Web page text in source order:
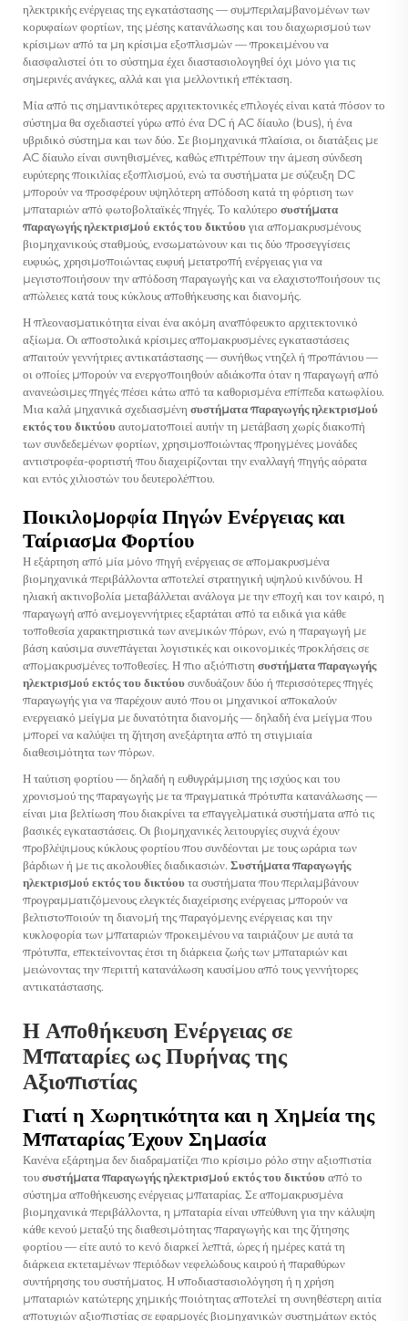
ηλεκτρικής ενέργειας της εγκατάστασης — συμπεριλαμβανομένων των
κορυφαίων φορτίων, της μέσης κατανάλωσης και του διαχωρισμού των
κρίσιμων από τα μη κρίσιμα εξοπλισμών — προκειμένου να
διασφαλιστεί ότι το σύστημα έχει διαστασιολογηθεί όχι μόνο για τις
σημερινές ανάγκες, αλλά και για μελλοντική επέκταση.
Μία από τις σημαντικότερες αρχιτεκτονικές επιλογές είναι κατά πόσον το
σύστημα θα σχεδιαστεί γύρω από ένα DC ή AC δίαυλο (bus), ή ένα
υβριδικό σύστημα και των δύο. Σε βιομηχανικά πλαίσια, οι διατάξεις με
AC δίαυλο είναι συνηθισμένες, καθώς επιτρέπουν την άμεση σύνδεση
ευρύτερης ποικιλίας εξοπλισμού, ενώ τα συστήματα με σύζευξη DC
μπορούν να προσφέρουν υψηλότερη απόδοση κατά τη φόρτιση των
μπαταριών από φωτοβολταϊκές πηγές. Το καλύτερο συστήματα
παραγωγής ηλεκτρισμού εκτός του δικτύουγια απομακρυσμένους
βιομηχανικούς σταθμούς, ενσωματώνουν και τις δύο προσεγγίσεις
ευφυώς, χρησιμοποιώντας ευφυή μετατροπή ενέργειας για να
μεγιστοποιήσουν την απόδοση παραγωγής και να ελαχιστοποιήσουν τις
απώλειες κατά τους κύκλους αποθήκευσης και διανομής.
Η πλεονασματικότητα είναι ένα ακόμη αναπόφευκτο αρχιτεκτονικό
αξίωμα. Οι αποστολικά κρίσιμες απομακρυσμένες εγκαταστάσεις
απαιτούν γεννήτριες αντικατάστασης — συνήθως ντηζελ ή προπάνιου —
οι οποίες μπορούν να ενεργοποιηθούν αδιάκοπα όταν η παραγωγή από
ανανεώσιμες πηγές πέσει κάτω από τα καθορισμένα επίπεδα κατωφλίου.
Μια καλά μηχανικά σχεδιασμένη συστήματα παραγωγής ηλεκτρισμού
εκτός του δικτύουαυτοματοποιεί αυτήν τη μετάβαση χωρίς διακοπή
των συνδεδεμένων φορτίων, χρησιμοποιώντας προηγμένες μονάδες
αντιστροφέα-φορτιστή που διαχειρίζονται την εναλλαγή πηγής αόρατα
και εντός χιλιοστών του δευτερολέπτου.
Ποικιλομορφία Πηγών Ενέργειας και
Ταίριασμα Φορτίου
Η εξάρτηση από μία μόνο πηγή ενέργειας σε απομακρυσμένα
βιομηχανικά περιβάλλοντα αποτελεί στρατηγική υψηλού κινδύνου. Η
ηλιακή ακτινοβολία μεταβάλλεται ανάλογα με την εποχή και τον καιρό, η
παραγωγή από ανεμογεννήτριες εξαρτάται από τα ειδικά για κάθε
τοποθεσία χαρακτηριστικά των ανεμικών πόρων, ενώ η παραγωγή με
βάση καύσιμα συνεπάγεται λογιστικές και οικονομικές προκλήσεις σε
απομακρυσμένες τοποθεσίες. Η πιο αξιόπιστη συστήματα παραγωγής
ηλεκτρισμού εκτός του δικτύουσυνδυάζουν δύο ή περισσότερες πηγές
παραγωγής για να παρέχουν αυτό που οι μηχανικοί αποκαλούν
ενεργειακό μείγμα με δυνατότητα διανομής — δηλαδή ένα μείγμα που
μπορεί να καλύψει τη ζήτηση ανεξάρτητα από τη στιγμιαία
διαθεσιμότητα των πόρων.
Η ταύτιση φορτίου — δηλαδή η ευθυγράμμιση της ισχύος και του
χρονισμού της παραγωγής με τα πραγματικά πρότυπα κατανάλωσης —
είναι μια βελτίωση που διακρίνει τα επαγγελματικά συστήματα από τις
βασικές εγκαταστάσεις. Οι βιομηχανικές λειτουργίες συχνά έχουν
προβλέψιμους κύκλους φορτίου που συνδέονται με τους ωράρια των
βάρδιων ή με τις ακολουθίες διαδικασιών. Συστήματα παραγωγής
ηλεκτρισμού εκτός του δικτύουτα συστήματα που περιλαμβάνουν
προγραμματιζόμενους ελεγκτές διαχείρισης ενέργειας μπορούν να
βελτιστοποιούν τη διανομή της παραγόμενης ενέργειας και την
κυκλοφορία των μπαταριών προκειμένου να ταιριάζουν με αυτά τα
πρότυπα, επεκτείνοντας έτσι τη διάρκεια ζωής των μπαταριών και
μειώνοντας την περιττή κατανάλωση καυσίμου από τους γεννήτορες
αντικατάστασης.
Η Αποθήκευση Ενέργειας σε
Μπαταρίες ως Πυρήνας της
Αξιοπιστίας
Γιατί η Χωρητικότητα και η Χημεία της
Μπαταρίας Έχουν Σημασία
Κανένα εξάρτημα δεν διαδραματίζει πιο κρίσιμο ρόλο στην αξιοπιστία
τουσυστήματα παραγωγής ηλεκτρισμού εκτός του δικτύουαπό το
σύστημα αποθήκευσης ενέργειας μπαταρίας. Σε απομακρυσμένα
βιομηχανικά περιβάλλοντα, η μπαταρία είναι υπεύθυνη για την κάλυψη
κάθε κενού μεταξύ της διαθεσιμότητας παραγωγής και της ζήτησης
φορτίου — είτε αυτό το κενό διαρκεί λεπτά, ώρες ή ημέρες κατά τη
διάρκεια εκτεταμένων περιόδων νεφελώδους καιρού ή παραθύρων
συντήρησης του συστήματος. Η υποδιαστασιολόγηση ή η χρήση
μπαταριών κατώτερης χημικής ποιότητας αποτελεί τη συνηθέστερη αιτία
αποτυχιών αξιοπιστίας σε εφαρμογές βιομηχανικών συστημάτων εκτός